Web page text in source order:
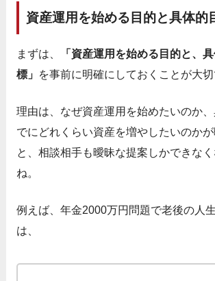
資産運用を始める目的と具体的
まずは、
「資産運用を始める目的と、
標」 を事前に明確にしておくことが大切
理由は、なぜ資産運用を始めたいのか
でにどれくらい資産を増やしたいのか
と、相談相手も曖昧な提案しかできな
ね。
例えば、年金2000万円問題で老後の人
は、